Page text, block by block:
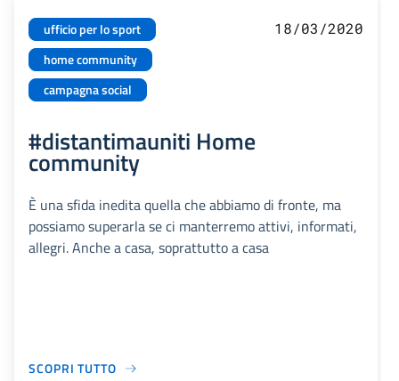
ufficio per lo sport
home community
campagna social
18/03/2020
#distantimauniti Home
community
È una sfida inedita quella che abbiamo di fronte, ma
possiamo superarla se ci manterremo attivi, informati,
allegri. Anche a casa, soprattutto a casa
SCOPRI TUTTO